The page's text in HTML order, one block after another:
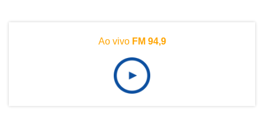
Ao vivo FM 94,9